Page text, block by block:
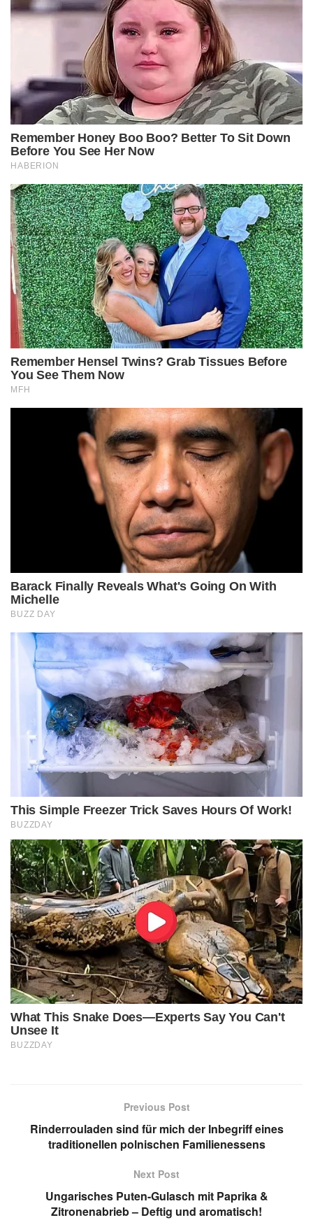
Previous Post
Rinderrouladen sind für mich der Inbegriff eines
traditionellen polnischen Familienessens
Next Post
Ungarisches Puten-Gulasch mit Paprika &
Zitronenabrieb – Deftig und aromatisch!